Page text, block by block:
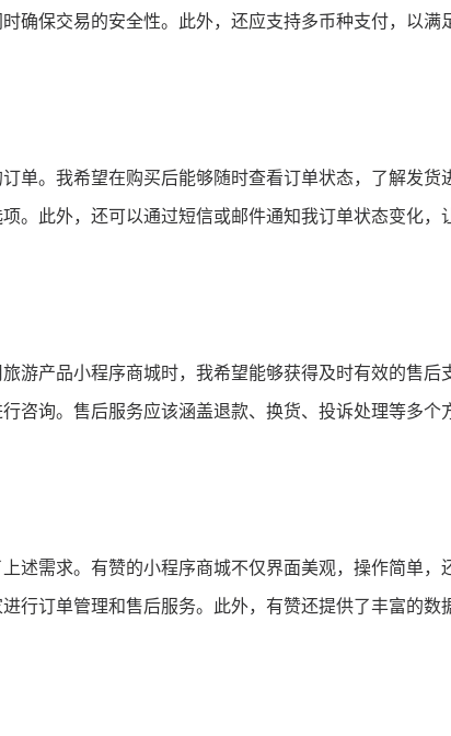
确保交易的安全性。此外，还应支持多币种支付，以满
单。我希望在购买后能够随时查看订单状态，了解发货
。此外，还可以通过短信或邮件通知我订单状态变化，
游产品小程序商城时，我希望能够获得及时有效的售后
咨询。售后服务应该涵盖退款、换货、投诉处理等多个
述需求。有赞的小程序商城不仅界面美观，操作简单，
行订单管理和售后服务。此外，有赞还提供了丰富的数